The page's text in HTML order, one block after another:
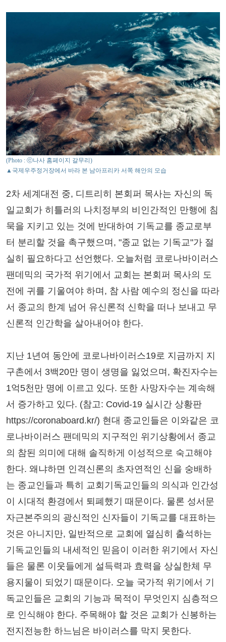
(Photo : ⓒ나사 홈페이지 갈무리)
▲국제우주정거장에서 바라 본 남아프리카 서쪽 해안의 모습
2차 세계대전 중, 디트리히 본회퍼 목사는 자신의 독
일교회가 히틀러의 나치정부의 비인간적인 만행에 침
묵을 지키고 있는 것에 반대하여 기독교를 종교로부
터 분리할 것을 촉구했으며, "종교 없는 기독교"가 절
실히 필요하다고 선언했다. 오늘처럼 코로나바이러스
팬데믹의 국가적 위기에서 교회는 본회퍼 목사의 도
전에 귀를 기울여야 하며, 참 사람 예수의 정신을 따라
서 종교의 한계 넘어 유신론적 신학을 떠나 보내고 무
신론적 인간학을 살아내어야 한다.
지난 1년여 동안에 코로나바이러스19로 지금까지 지
구촌에서 3백20만 명이 생명을 잃었으며, 확진자수는
1억5천만 명에 이르고 있다. 또한 사망자수는 계속해
서 증가하고 있다. (참고: Covid-19 실시간 상황판
https://coronaboard.kr/) 현대 종교인들은 이와같은 코
로나바이러스 팬데믹의 지구적인 위기상황에서 종교
의 참된 의미에 대해 솔직하게 이성적으로 숙고해야
한다. 왜냐하면 인격신론의 초자연적인 신을 숭배하
는 종교인들과 특히 교회기독교인들의 의식과 인간성
이 시대적 환경에서 퇴폐했기 때문이다. 물론 성서문
자근본주의의 광신적인 신자들이 기독교를 대표하는
것은 아니지만, 일반적으로 교회에 열심히 출석하는
기독교인들의 내세적인 믿음이 이러한 위기에서 자신
들은 물론 이웃들에게 설득력과 효력을 상실한체 무
용지물이 되었기 때문이다. 오늘 국가적 위기에서 기
독교인들은 교회의 기능과 목적이 무엇인지 심층적으
로 인식해야 한다. 주목해야 할 것은 교회가 신봉하는
전지전능한 하느님은 바이러스를 막지 못한다.